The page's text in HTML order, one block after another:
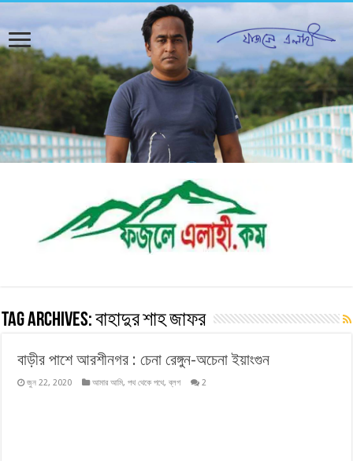
Tag Archives:বাহাদুর শাহ জাফর
বাড়ীর পাশে আরশীনগর : চেনা রেঙ্গুন-অচেনা ইয়াংগুন
জুন 22, 2020 আমার আমি,পথ থেকে পথে,ব্লগ 2